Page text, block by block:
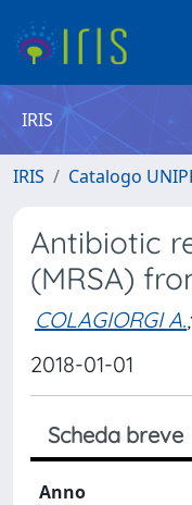
IRIS
IRIS Catalogo
Antibiotic
(MRSA)
COLAGIORGI A.;
2018-01-01
Scheda breve
Anno